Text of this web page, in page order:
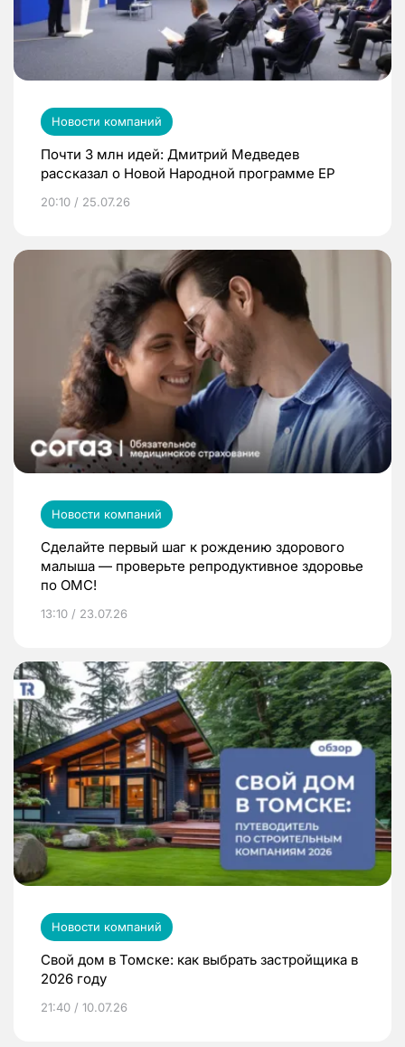
Новости компаний
Почти 3 млн идей: Дмитрий Медведев
рассказал о Новой Народной программе ЕР
20:10 / 25.07.26
Новости компаний
Сделайте первый шаг к рождению здорового
малыша — проверьте репродуктивное здоровье
по ОМС!
13:10 / 23.07.26
Новости компаний
Свой дом в Томске: как выбрать застройщика в
2026 году
21:40 / 10.07.26